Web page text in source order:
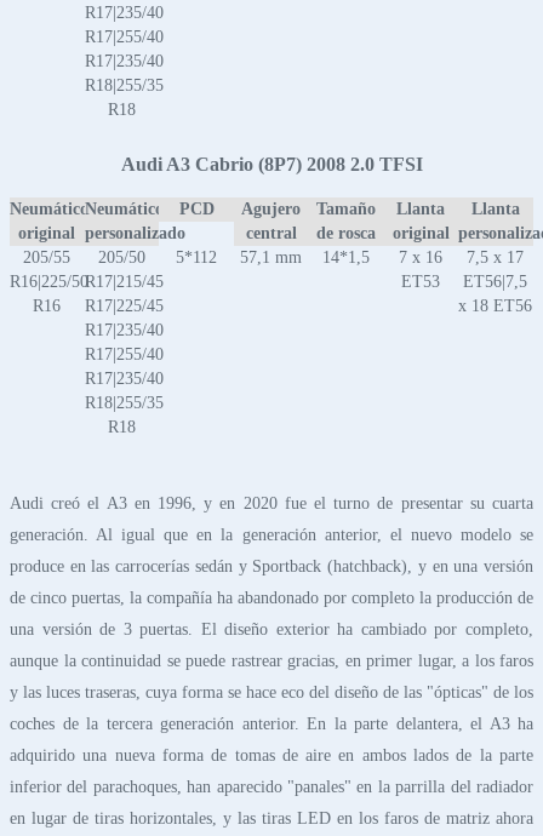
R17|235/40
R17|255/40
R17|235/40
R18|255/35
R18
Audi A3 Cabrio (8P7) 2008 2.0 TFSI
Neumático
original
Neumático
personalizado
PCD
Agujero
central
Tamaño
de rosca
Llanta
original
Llanta
205/55
R16|225/50
R16
205/50
R17|215/45
R17|225/45
R17|235/40
R17|255/40
R17|235/40
R18|255/35
R18
5*112 57,1 mm 14*1,5
7 x 16
ET53
7,5 x 17
ET56|7,5
x 18 ET56
Audi creó el A3 en 1996, y en 2020 fue el turno de presentar su cuarta
generación. Al igual que en la generación anterior, el nuevo modelo se
produce en las carrocerías sedán y Sportback (hatchback), y en una versión
de cinco puertas, la compañía ha abandonado por completo la producción de
una versión de 3 puertas. El diseño exterior ha cambiado por completo,
aunque la continuidad se puede rastrear gracias, en primer lugar, a los faros
y las luces traseras, cuya forma se hace eco del diseño de las "ópticas" de los
coches de la tercera generación anterior. En la parte delantera, el A3 ha
adquirido una nueva forma de tomas de aire en ambos lados de la parte
inferior del parachoques, han aparecido "panales" en la parrilla del radiador
en lugar de tiras horizontales, y las tiras LED en los faros de matriz ahora